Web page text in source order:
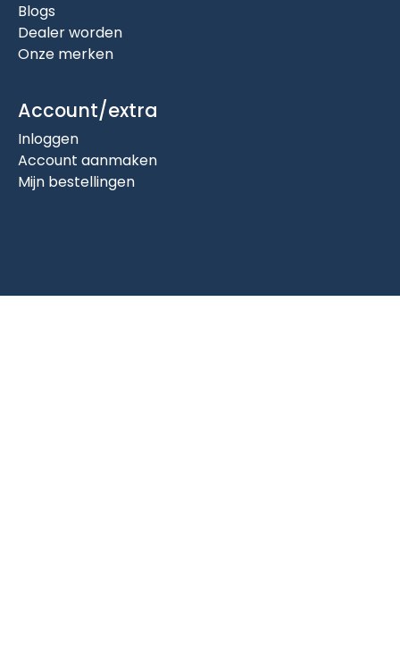
Blogs
Dealer worden
Onze merken
Account/extra
Inloggen
Account aanmaken
Mijn bestellingen